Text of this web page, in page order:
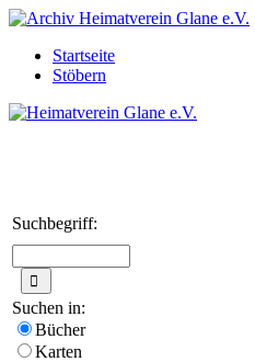
Startseite
Stöbern
Suchbegriff:
Suchen in:
Bücher
Karten